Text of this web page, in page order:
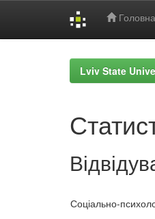
Головна
Lviv State
Соціально-